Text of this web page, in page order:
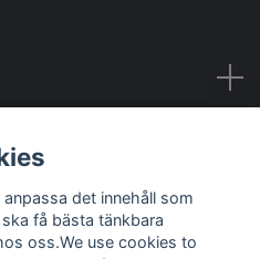
det innehåll som
få bästa tänkbara
oss.We use cookies to